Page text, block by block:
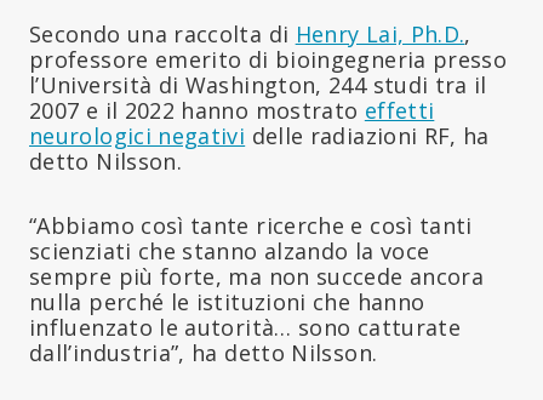
Secondo una raccolta di Henry Lai, Ph.D.,
professore emerito di bioingegneria presso
l’Università di Washington, 244 studi tra il
2007 e il 2022 hanno mostrato effetti
neurologici negativi delle radiazioni RF, ha
detto Nilsson.
“Abbiamo così tante ricerche e così tanti
scienziati che stanno alzando la voce
sempre più forte, ma non succede ancora
nulla perché le istituzioni che hanno
influenzato le autorità… sono catturate
dall’industria”, ha detto Nilsson.